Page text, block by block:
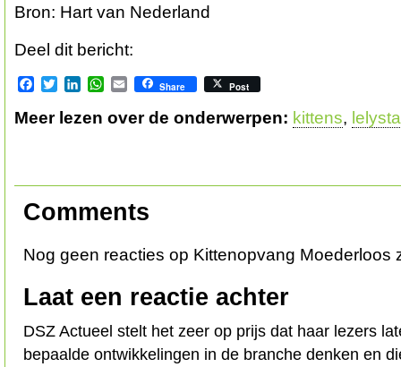
Bron: Hart van Nederland
Deel dit bericht:
Facebook
TwitterLinkedInWhatsApp
EmailShare Post
Meer lezen over de onderwerpen: kittens,
Comments
Nog geen reacties op Kittenopvang Moederloos
Laat een reactie achter
DSZ Actueel stelt het zeer op prijs dat haar lezers
bepaalde ontwikkelingen in de branche denken en